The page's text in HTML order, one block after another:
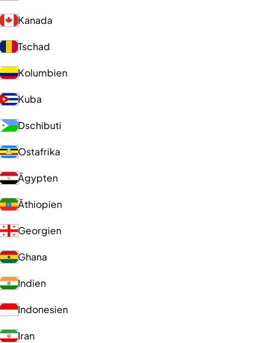
Kanada
Tschad
Kolumbien
Kuba
Dschibuti
Ostafrika
Ägypten
Äthiopien
Georgien
Ghana
Indien
Indonesien
Iran